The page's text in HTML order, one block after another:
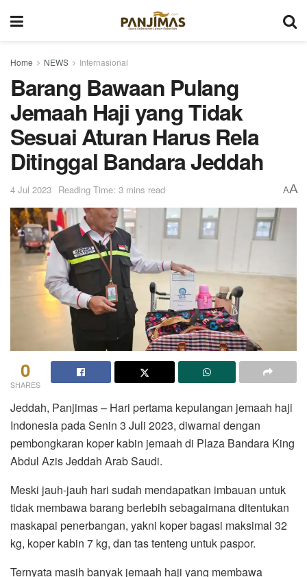
Home NEWS Internasional
Barang Bawaan Pulang
Jemaah Haji yang Tidak
Sesuai Aturan Harus Rela
Ditinggal Bandara Jeddah
4 Jul 2023 Reading Time: 3 mins read AA
0
SHARES
Jeddah, Panjimas – Hari pertama kepulangan jemaah haji
Indonesia pada Senin 3 Juli 2023, diwarnai dengan
pembongkaran koper kabin jemaah di Plaza Bandara King
Abdul Azis Jeddah Arab Saudi.
Meski jauh-jauh hari sudah mendapatkan imbauan untuk
tidak membawa barang berlebih sebagaimana ditentukan
maskapai penerbangan, yakni koper bagasi maksimal 32
kg, koper kabin 7 kg, dan tas tenteng untuk paspor.
Ternyata masih banyak jemaah haji yang membawa